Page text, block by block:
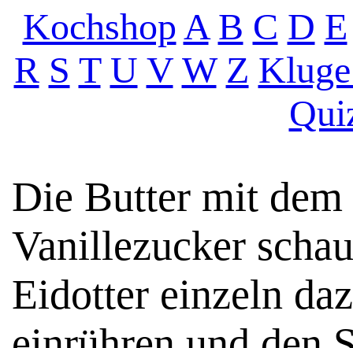
KochshopA B C D E
R S T U V W Z
Die Butter mit
Vanillezucker
Eidotter einzeln